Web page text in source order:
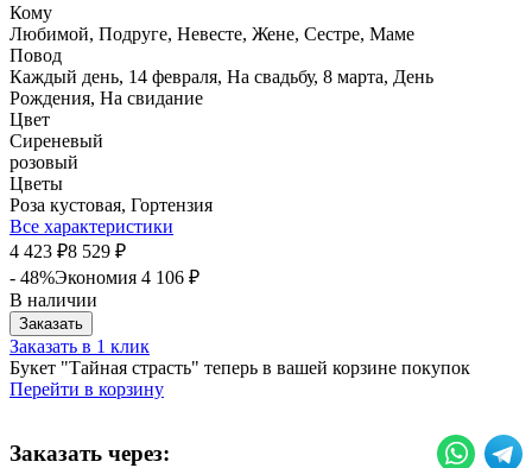
Кому
Любимой, Подруге, Невесте, Жене, Сестре, Маме
Повод
Каждый день, 14 февраля, На свадьбу, 8 марта, День
Рождения, На свидание
Цвет
Сиреневый
розовый
Цветы
Роза кустовая, Гортензия
Все характеристики
4 423 ₽8 529 ₽
- 48%Экономия 4 106 ₽
В наличии
Заказать
Заказать в 1 клик
Букет "Тайная страсть" теперь в вашей корзине покупок
Перейти в корзину
Заказать через: